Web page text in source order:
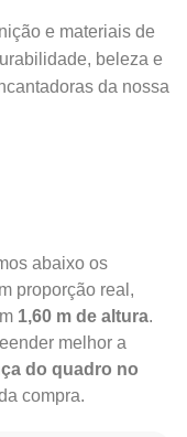
e materiais de
beleza e
da nossa
abaixo os
proporção real,
1,60 m de altura.
melhor a
do quadro no
compra.